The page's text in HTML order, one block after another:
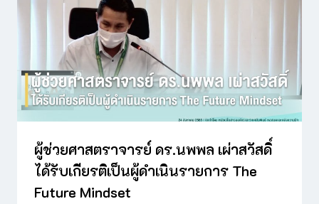
ผู้ช่วยศาสตราจารย์ ดร.นพพล เผ่าสวัสดิ์
ได้รับเกียรติเป็นผู้ดำเนินรายการ The
Future Mindset